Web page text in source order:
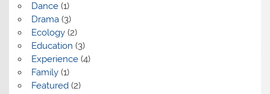
Dance(1)
Drama(3)
Ecology(2)
Education (3)
Experience(4)
Family(1)
Featured(2)